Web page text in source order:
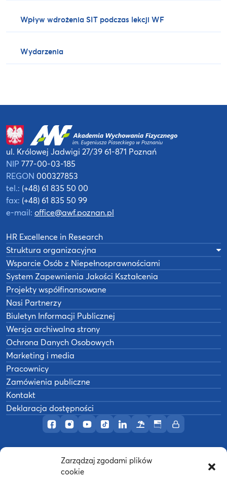
Zarządzaj zgodami plików
cookie
Wpływ wdrożenia SIT podczas lekcji WF
Wydarzenia
Profil AWF Poznań w serwisie Facebook
Profil AWF Poznań w serwisie Instagram
Profil AWF Poznań w serwisie YouTube
Profil AWF Poznań w serwisie
Profil AWF Poznań w
OśrodekBiuletynIntranet
ul. Królowej Jadwigi 27/3961-871 Poznań
NIP 777-00-03-185
REGON 000327853
tel.: (+48) 61 835 50 00
fax: (+48) 61 835 50 99
e-mail: office@awf.poznan.pl
HR Excellence in Research
Struktura organizacyjna
Wsparcie Osób z Niepełnosprawnościami
System Zapewnienia Jakości Kształcenia
Projekty współfinansowane
Nasi Partnerzy
Biuletyn Informacji Publicznej
Wersja archiwalna strony
Ochrona Danych Osobowych
Marketing i media
Pracownicy
Zamówienia publiczne
Kontakt
Deklaracja dostępności
Akademia Wychowania Fizycznego w